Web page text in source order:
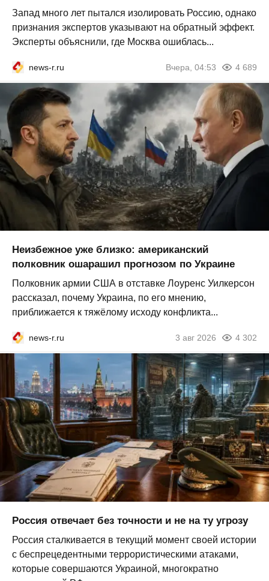
Запад много лет пытался изолировать Россию, однако
признания экспертов указывают на обратный эффект.
Эксперты объяснили, где Москва ошиблась...
news-r.ru Вчера, 04:53 4 689
Неизбежное уже близко: американский
полковник ошарашил прогнозом по Украине
Полковник армии США в отставке Лоуренс Уилкерсон
рассказал, почему Украина, по его мнению,
приближается к тяжёлому исходу конфликта...
news-r.ru 3 авг 2026 4 302
Россия отвечает без точности и не на ту угрозу
Россия сталкивается в текущий момент своей истории
с беспрецедентными террористическими атаками,
которые совершаются Украиной, многократно